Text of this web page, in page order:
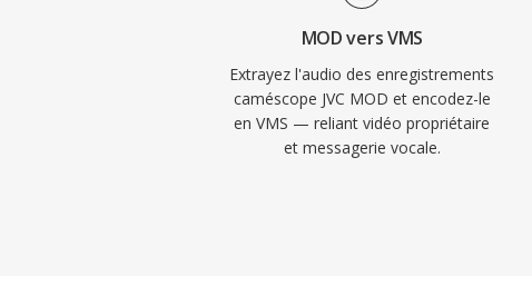
MOD vers VMS
Extrayez l'audio des enregistrements
caméscope JVC MOD et encodez-le
en VMS — reliant vidéo propriétaire
et messagerie vocale.